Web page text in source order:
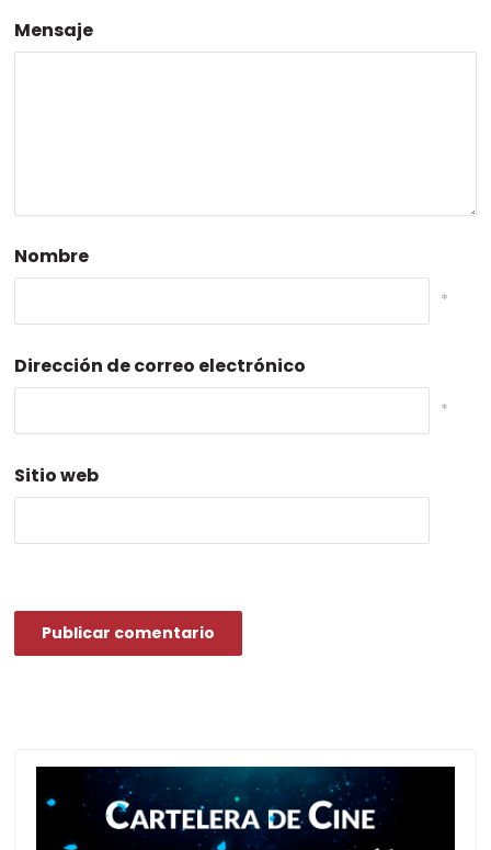
Mensaje
Nombre
*
Dirección de correo electrónico
*
Sitio web